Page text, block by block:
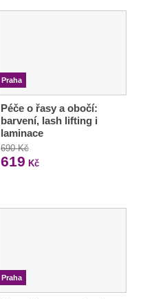
Praha
Péče o řasy a obočí:
barvení, lash lifting i
laminace
690 Kč
619 Kč
Praha